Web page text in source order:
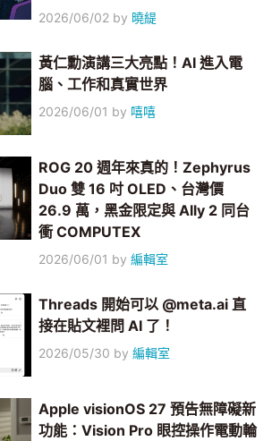
2026/06/02 by 曉緹
黃仁勳演講三大亮點！AI 進入電
腦、工作和真實世界
2026/06/01 by 嘻嘻
ROG 20 週年來真的！Zephyrus
Duo 雙 16 吋 OLED、台灣價
26.9 萬，黑金限定與 Ally 2 同台
衝 COMPUTEX
2026/06/01 by編輯室
Threads 開始可以 @meta.ai 直
接在貼文裡問 AI 了！
2026/05/30 by編輯室
Apple visionOS 27 預告無障礙新
功能：Vision Pro 眼控操作電動輪